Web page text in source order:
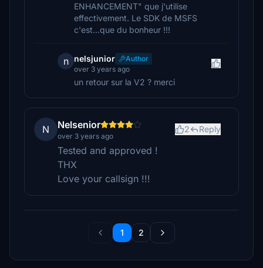
ENHANCEMENT" que j'utilise
effectivement. Le SDK de MSFS
c'est...que du bonheur !!!
n nelsjunior
Author
over 3 years ago
un retour sur la V2 ? merci
N Nelsenior
over 3 years ago
2 Reply
Tested and approved !
THX
Love your callsign !!!
1 2